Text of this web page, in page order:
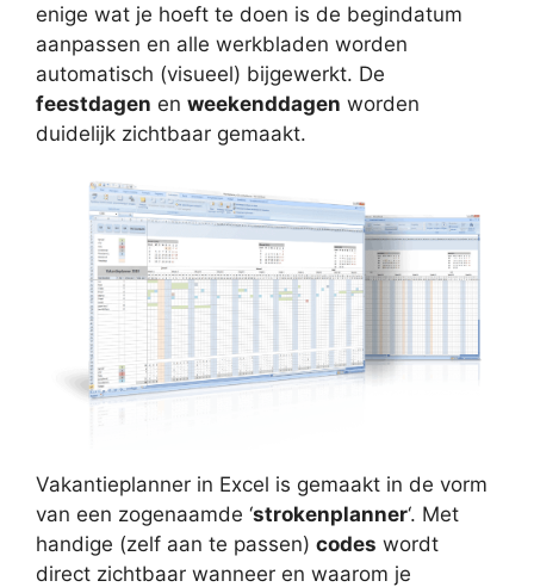
enige wat je hoeft te doen is de begindatum
aanpassen en alle werkbladen worden
automatisch (visueel) bijgewerkt. De
feestdagen en weekenddagen worden
duidelijk zichtbaar gemaakt.
Vakantieplanner in Excel is gemaakt in de vorm
van een zogenaamde ‘strokenplanner‘. Met
handige (zelf aan te passen) codes wordt
direct zichtbaar wanneer en waarom je